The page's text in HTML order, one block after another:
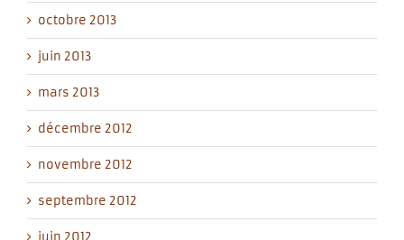
octobre 2013
juin 2013
mars 2013
décembre 2012
novembre 2012
septembre 2012
juin 2012